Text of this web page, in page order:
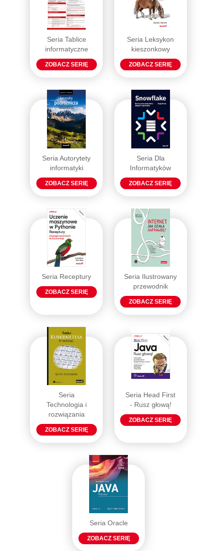
Seria Tablice
informatyczne
ZOBACZ SERIĘ
Seria Leksykon
kieszonkowy
ZOBACZ SERIĘ
Seria Autorytety
informatyki
ZOBACZ SERIĘ
Seria Dla
Informatyków
ZOBACZ SERIĘ
Seria Receptury
ZOBACZ SERIĘ
Seria Ilustrowany
przewodnik
ZOBACZ SERIĘ
Seria
Technologia i
rozwiązania
ZOBACZ SERIĘ
Seria Head First
- Rusz głową!
ZOBACZ SERIĘ
Seria Oracle
ZOBACZ SERIĘ